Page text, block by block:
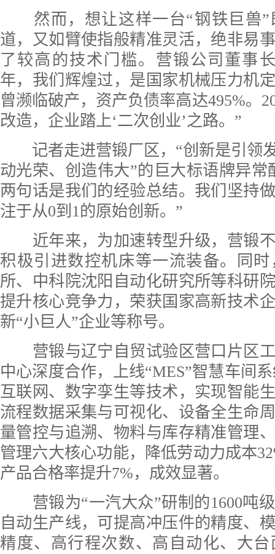
然而，想让这样一台“钢铁巨兽”
道，又如臂使指般精准灵活，绝非易
了较高的技术门槛。营锻公司董事
年，我们辉煌过，是国家机械压力机
曾濒临破产，资产负债率高达495%。
改造，企业踏上‘二次创业’之路。”
记者走进营锻厂区，“创新是引领
动光荣、创造伟大”的巨大标语牌异常
两句话是我们的经验总结。我们坚持
注于从0到1的原始创新。”
近年来，为加速转型升级，营锻不
积极引进数控机床等一流装备。同
所、中科院沈阳自动化研究所等科研
提升核心竞争力，荣获国家高新技术
新“小巨人”企业等称号。
营锻与辽宁自贸试验区营口片区工
中心深度合作，上线“MES”智慧车间
互联网、数字孪生等技术，实现智能
流程数据采集与可视化、设备全生命
量管控与追溯、物料与库存精准管理
管理六大核心功能，降低劳动力成本
产品合格率提升7%，成效显著。
营锻为“一汽大众”研制的1600吨
自动生产线，可提高冲压件的精度、
精度、高行程次数、高自动化、大